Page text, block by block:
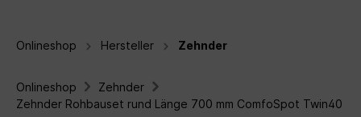
Onlineshop Hersteller Zehnder
Onlineshop
Zehnder
Zehnder Rohbauset rund Länge 700 mm ComfoSpot Twin40